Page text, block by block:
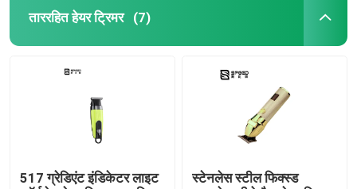
ताररहित हेयर ट्रिमर (7)
517 ग्रेडिएंट इंडिकेटर लाइट
स्टेनलेस स्टील फिक्स्ड